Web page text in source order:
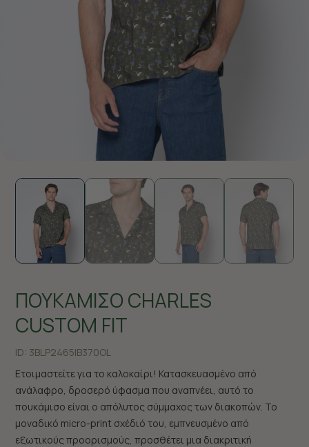
ΠΟΥΚΑΜΙΣΟ CHARLES
CUSTOM FIT
ID: 3BLP2465|B370OL
Ετοιμαστείτε για το καλοκαίρι! Κατασκευασμένο από
ανάλαφρο, δροσερό ύφασμα που αναπνέει, αυτό το
πουκάμισο είναι ο απόλυτος σύμμαχος των διακοπών. Το
μοναδικό micro-print σχέδιό του, εμπνευσμένο από
εξωτικούς προορισμούς, προσθέτει μια διακριτική